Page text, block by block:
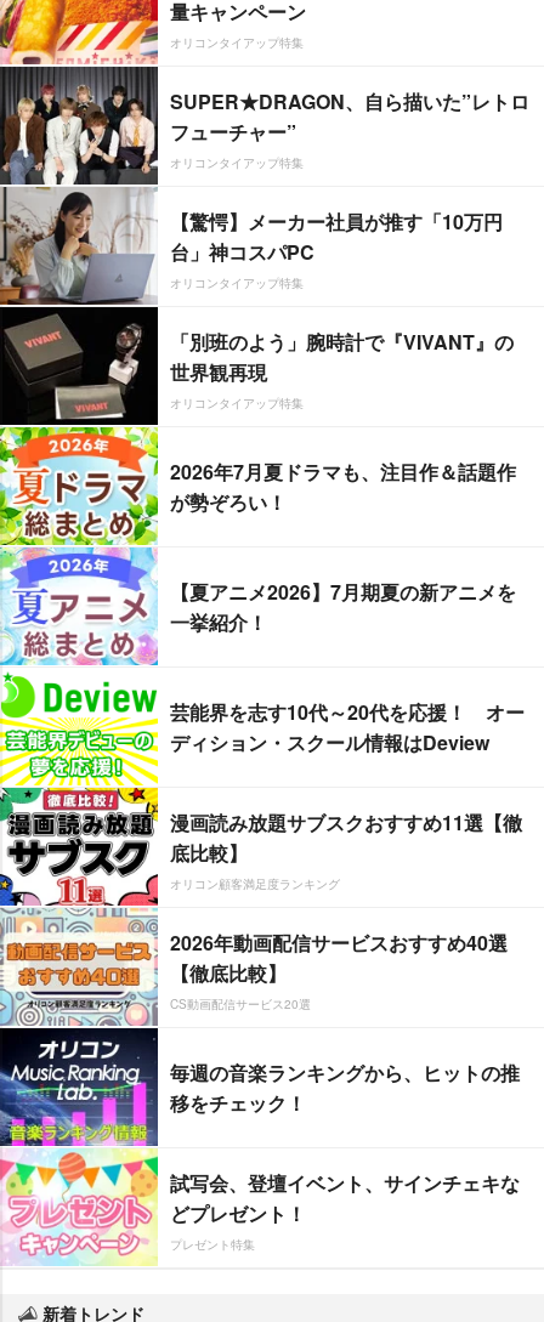
量キャンペーン
オリコンタイアップ特集
SUPER★DRAGON、自ら描いた”レトロ
フューチャー”
オリコンタイアップ特集
【驚愕】メーカー社員が推す「10万円
台」神コスパPC
オリコンタイアップ特集
「別班のよう」腕時計で『VIVANT』の
世界観再現
オリコンタイアップ特集
2026年7月夏ドラマも、注目作＆話題作
が勢ぞろい！
【夏アニメ2026】7月期夏の新アニメを
一挙紹介！
芸能界を志す10代～20代を応援！ オー
ディション・スクール情報はDeview
漫画読み放題サブスクおすすめ11選【徹
底比較】
オリコン顧客満足度ランキング
2026年動画配信サービスおすすめ40選
【徹底比較】
CS動画配信サービス20選
毎週の音楽ランキングから、ヒットの推
移をチェック！
試写会、登壇イベント、サインチェキな
どプレゼント！
プレゼント特集
新着トレンド